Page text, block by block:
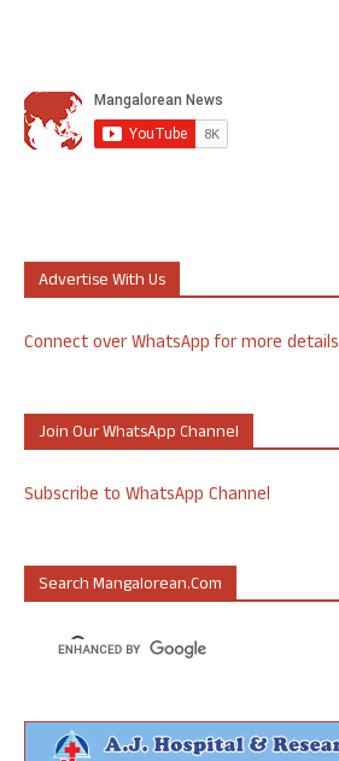
Advertise With Us
Connect over WhatsApp for more details
Join Our WhatsApp Channel
Subscribe to WhatsApp Channel
Search Mangalorean.com